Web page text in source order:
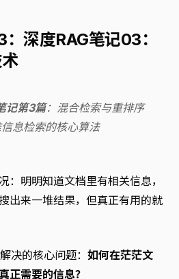
深度RAG笔记03：
记第3篇：混合检索与重排序
息检索的核心算法
：明明知道文档里有相关信息，
出来一堆结果，但真正有用的就
决的核心问题： 如何在茫茫文
正需要的信息？